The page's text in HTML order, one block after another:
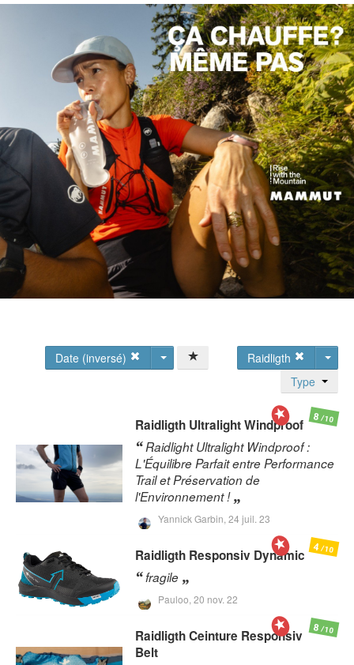
Date (inversé)
Raidligth
Type
Raidligth Ultralight Windproof
Raidlight Ultralight Windproof :
L'Équilibre Parfait entre Performance
Trail et Préservation de
l'Environnement !
Yannick Garbin, 24 juil. 23
8/10
Raidligth Responsiv Dynamic
fragile
Pauloo, 20 nov. 22
4/10
RaidligthCeinture Responsiv
Belt
8/10